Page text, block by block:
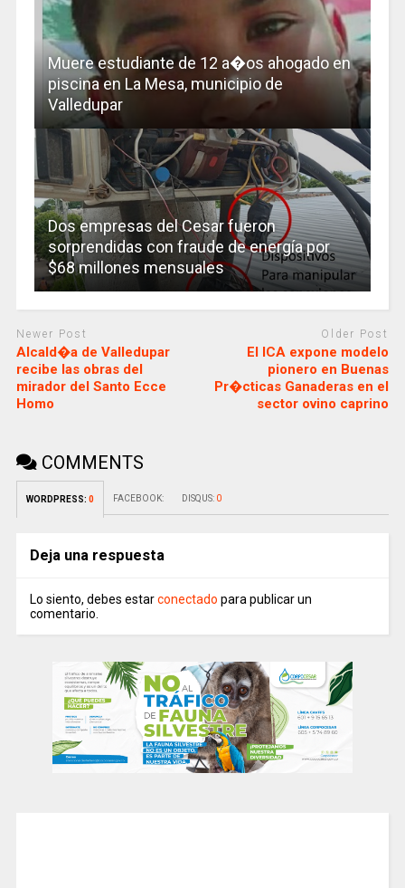
Muere estudiante de 12 a�os ahogado en
piscina en La Mesa, municipio de
Valledupar
Dos empresas del Cesar fueron
sorprendidas con fraude de energía por
$68 millones mensuales
Newer Post
Alcald�a de Valledupar
recibe las obras del
mirador del Santo Ecce
Homo
Older Post
El ICA expone modelo
pionero en Buenas
Pr�cticas Ganaderas en el
sector ovino caprino
COMMENTS
WORDPRESS: 0 FACEBOOK: DISQUS: 0
Deja una respuesta
Lo siento, debes estarconectado para publicar un
comentario.